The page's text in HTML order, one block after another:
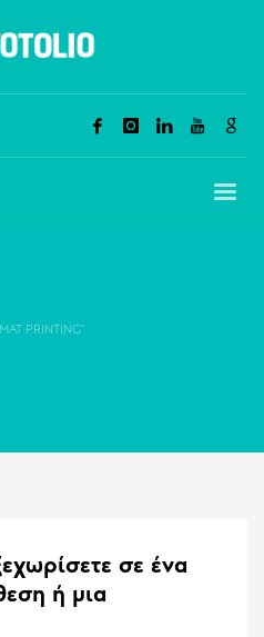
PRINTING"
σε ένα
ή μια